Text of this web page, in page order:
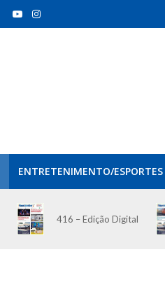
ENTRETENIMENTO/ESPORTES
416 – Edição Digital